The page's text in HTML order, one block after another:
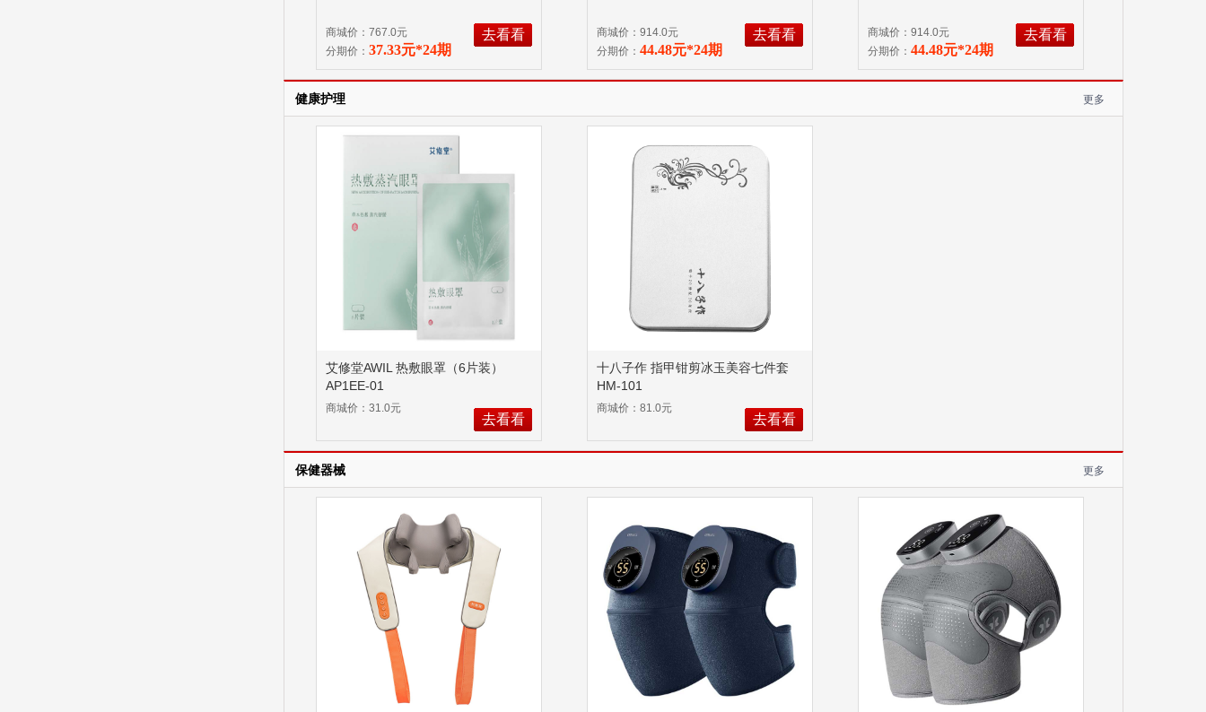
商城价：767.0元
分期价： 37.33元*24期
去看看
商城价：914.0元
分期价： 44.48元*24期
去看看
商城价：914.0元
分期价： 44.48元*24期
去看看
健康护理 更多
艾修堂AWIL 热敷眼罩（6片装）
AP1EE-01
商城价：31.0元
去看看
十八子作 指甲钳剪冰玉美容七件套
HM-101
商城价：81.0元
去看看
保健器械 更多